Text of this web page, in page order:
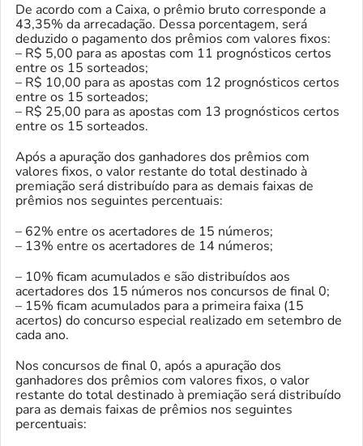
De acordo com a Caixa, o prêmio bruto corresponde a
43,35% da arrecadação. Dessa porcentagem, será
deduzido o pagamento dos prêmios com valores fixos:
– R$ 5,00 para as apostas com 11 prognósticos certos
entre os 15 sorteados;
– R$ 10,00 para as apostas com 12 prognósticos certos
entre os 15 sorteados;
– R$ 25,00 para as apostas com 13 prognósticos certos
entre os 15 sorteados.
Após a apuração dos ganhadores dos prêmios com
valores fixos, o valor restante do total destinado à
premiação será distribuído para as demais faixas de
prêmios nos seguintes percentuais:
– 62% entre os acertadores de 15 números;
– 13% entre os acertadores de 14 números;
– 10% ficam acumulados e são distribuídos aos
acertadores dos 15 números nos concursos de final 0;
– 15% ficam acumulados para a primeira faixa (15
acertos) do concurso especial realizado em setembro de
cada ano.
Nos concursos de final 0, após a apuração dos
ganhadores dos prêmios com valores fixos, o valor
restante do total destinado à premiação será distribuído
para as demais faixas de prêmios nos seguintes
percentuais: